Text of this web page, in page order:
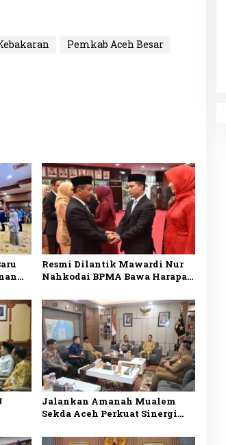
Pemkab Aceh Besar
Resmi Dilantik Mawardi Nur
Nahkodai BPMA Bawa Harapan
Jalankan Amanah Mualem
Sekda Aceh Perkuat Sinergi